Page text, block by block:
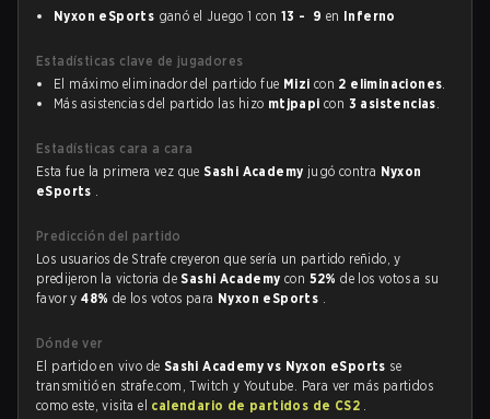
Nyxon eSports ganó el Juego 1 con 13 - 9 en Inferno
Estadísticas clave de jugadores
El máximo eliminador del partido fue Mizi con 2 eliminaciones.
Más asistencias del partido las hizo mtjpapi con 3 asistencias.
Estadísticas cara a cara
Esta fue la primera vez queSashi Academy jugó contra Nyxon
eSports .
Predicción del partido
Los usuarios de Strafe creyeron que sería un partido reñido, y
predijeron la victoria deSashi Academycon 52%de los votos a su
favor y48% de los votos para Nyxon eSports .
Dónde ver
El partido en vivo de Sashi Academy vs Nyxon eSports se
transmitió en strafe.com, Twitch y Youtube. Para ver más partidos
como este, visita el calendario de partidos de CS2 .